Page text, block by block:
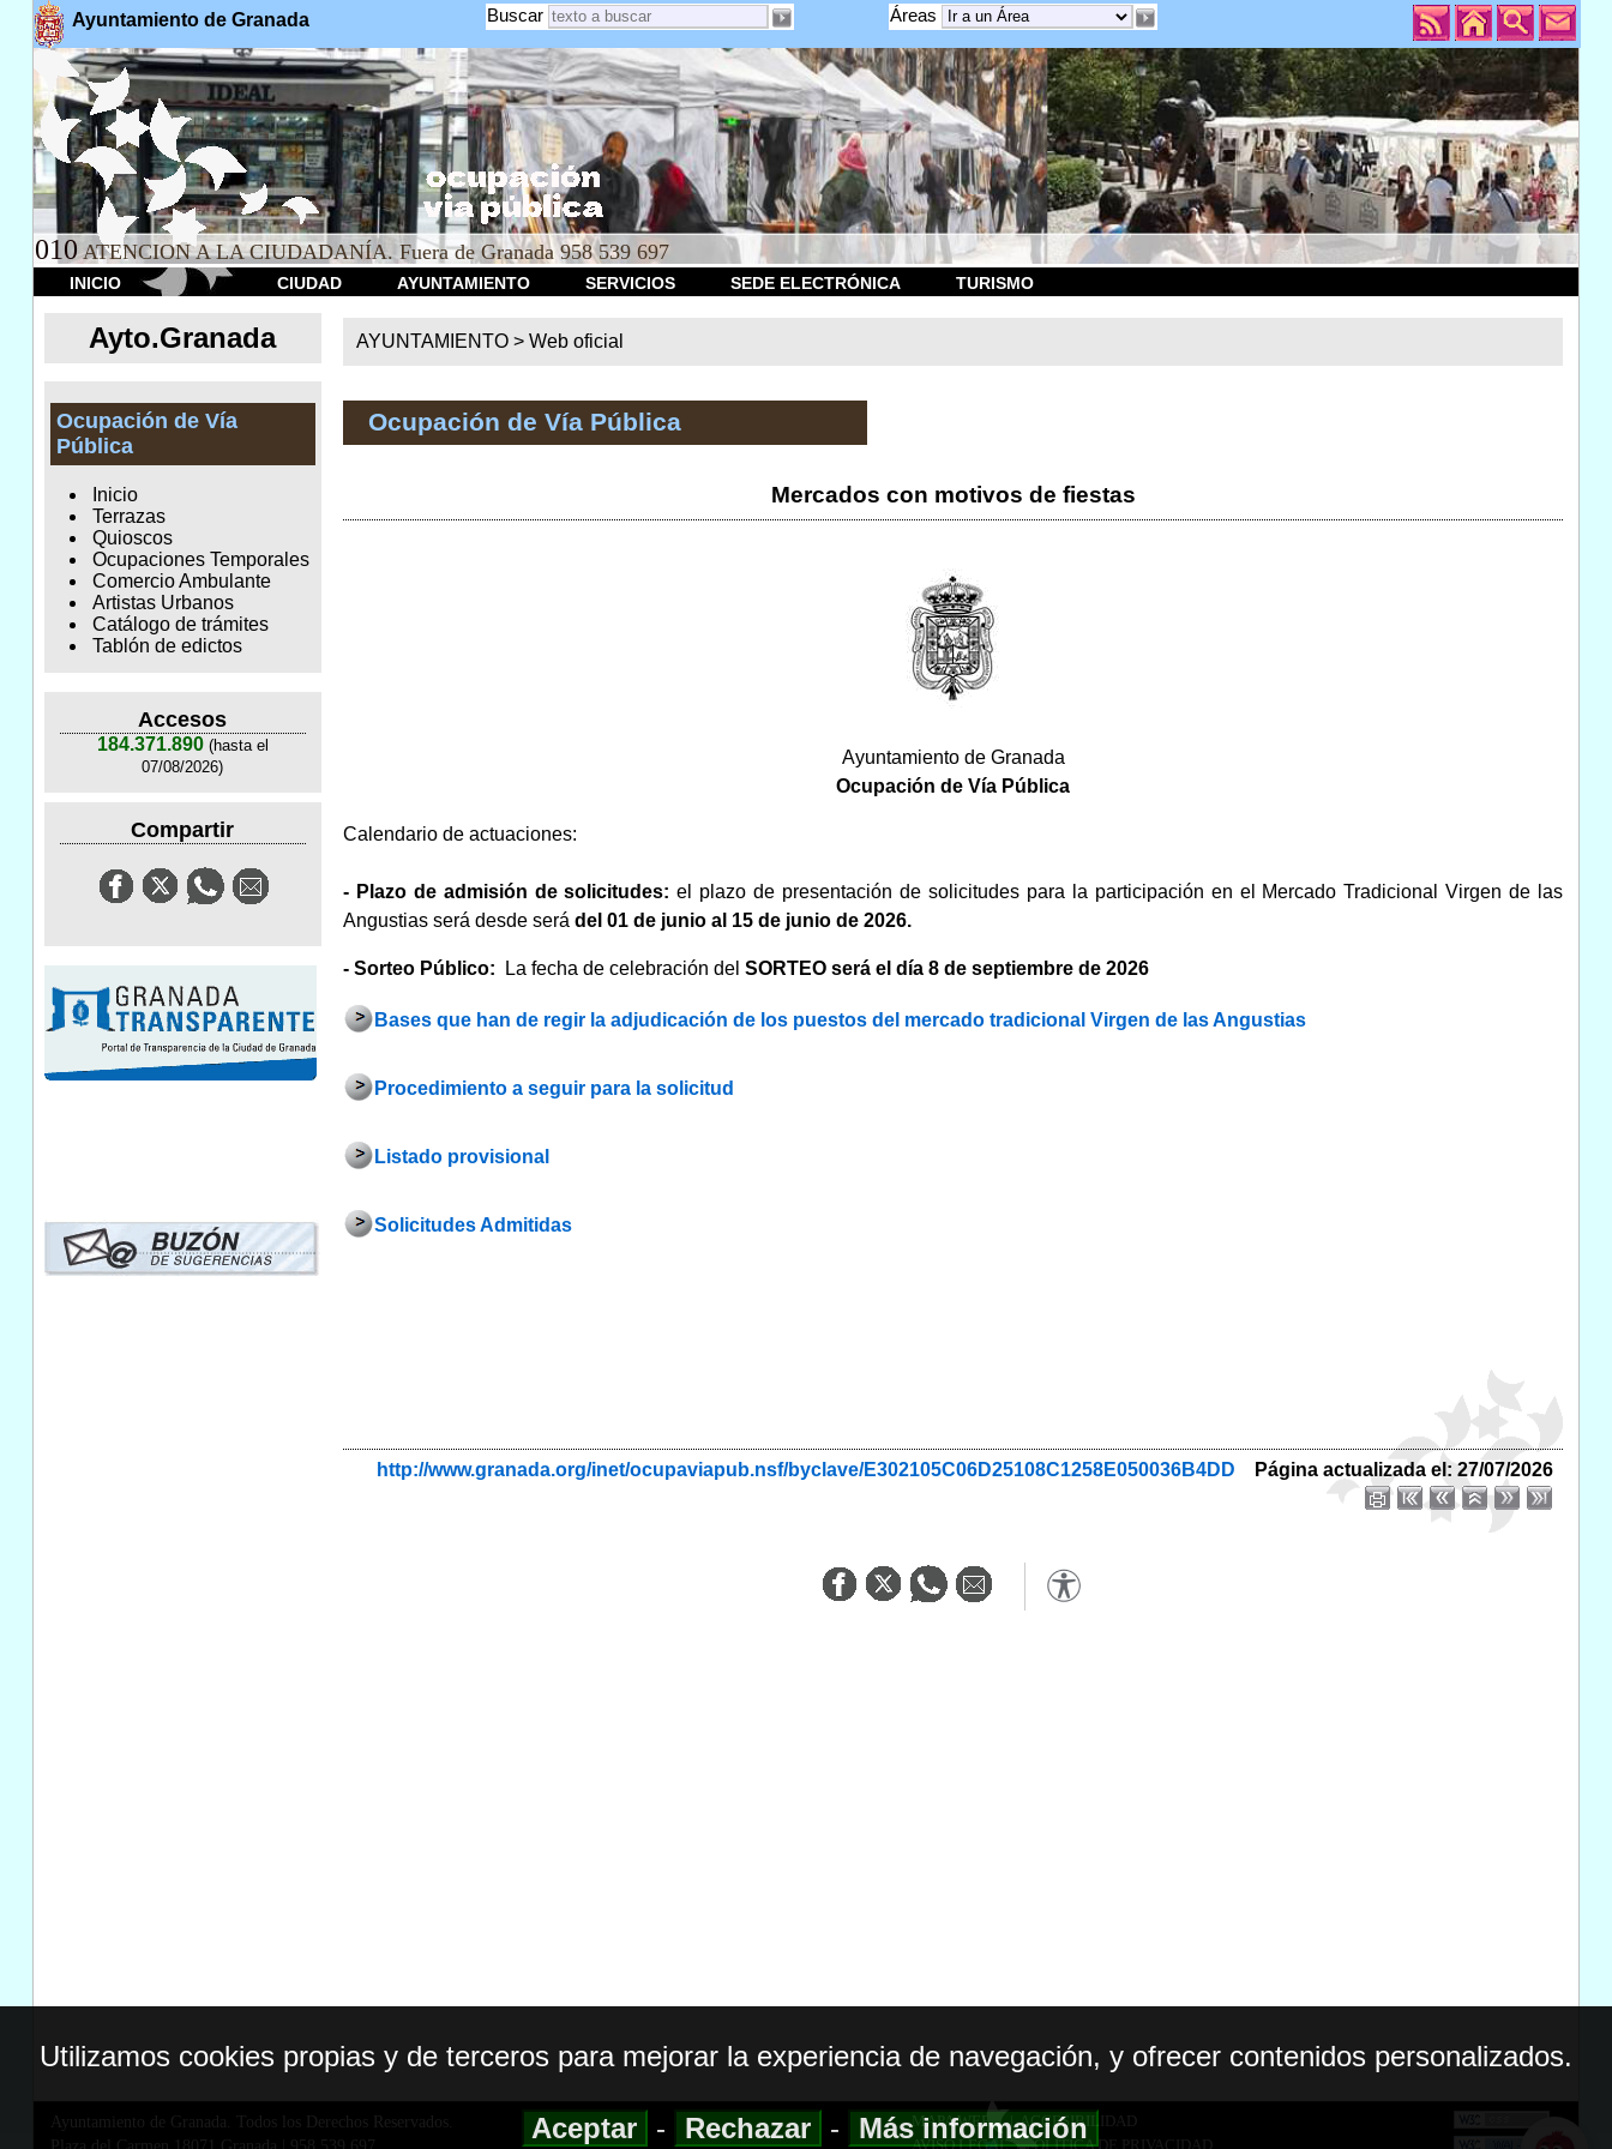
Ayuntamiento de Granada Áreas
Buscar
010 ATENCION A LA CIUDADANÍA. Fuera de Granada 958 539 697
INICIO CIUDAD AYUNTAMIENTO SERVICIOS SEDE ELECTRÓNICA TURISMO
Ayto.Granada
Ocupación de Vía
Pública
Inicio
Terrazas
Quioscos
Ocupaciones Temporales
Comercio Ambulante
Artistas Urbanos
Catálogo de trámites
Tablón de edictos
Accesos
184.371.890 (hasta el
07/08/2026)
Compartir
AYUNTAMIENTO > Web oficial
Ocupación de Vía Pública
Mercados con motivos de fiestas
Ayuntamiento de Granada
Ocupación de Vía Pública
Calendario de actuaciones:
- Plazo de admisión de solicitudes:el plazo de presentación de solicitudes para la participación en el Mercado Tradicional Virgen de las
Angustias será desde será del 01 de junio al 15 de junio de 2026.
- Sorteo Público: La fecha de celebración del SORTEO será el día 8 de septiembre de 2026
Bases que han de regir la adjudicación de los puestos del mercado tradicional Virgen de las Angustias
Procedimiento a seguir para la solicitud
Listado provisional
Solicitudes Admitidas
http://www.granada.org/inet/ocupaviapub.nsf/byclave/E302105C06D25108C1258E050036B4DD Página actualizada el: 27/07/2026
Ayuntamiento de Granada. Todos los Derechos Reservados.
MAPA WEB|ACCESIBILIDAD
AVISO LEGAL|POLITICA DE PRIVACIDAD
Utilizamos cookies propias y de terceros para mejorar la experiencia de navegación, y ofrecer contenidos personalizados.
Aceptar - Rechazar - Más información